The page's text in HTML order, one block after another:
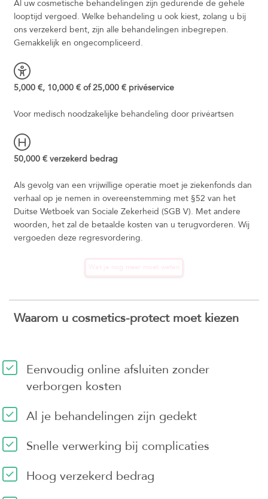
Al uw cosmetische behandelingen zijn gedurende de gehele
looptijd vergoed. Welke behandeling u ook kiest, zolang u bij
ons verzekerd bent, zijn alle behandelingen inbegrepen.
Gemakkelijk en ongecompliceerd.
5,000 €, 10,000 € of 25,000 € privéservice
Voor medisch noodzakelijke behandeling door privéartsen
50,000 € verzekerd bedrag
Als gevolg van een vrijwillige operatie moet je ziekenfonds dan
verhaal op je nemen in overeenstemming met §52 van het
Duitse Wetboek van Sociale Zekerheid (SGB V). Met andere
woorden, het zal de betaalde kosten van u terugvorderen. Wij
vergoeden deze regresvordering.
Waarom u cosmetics-protect moet kiezen
Eenvoudig online afsluiten zonder
verborgen kosten
Al je behandelingen zijn gedekt
Snelle verwerking bij complicaties
Hoog verzekerd bedrag